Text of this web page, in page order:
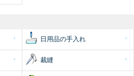
日用品の手入れ
裁縫